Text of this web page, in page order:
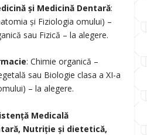
și Medicină Dentară:
și Fiziologia omului) –
sau Fizică – la alegere.
: Chimie organică –
sau Biologie clasa a XI-a
– la alegere.
Medicală
Nutriție și dietetică,